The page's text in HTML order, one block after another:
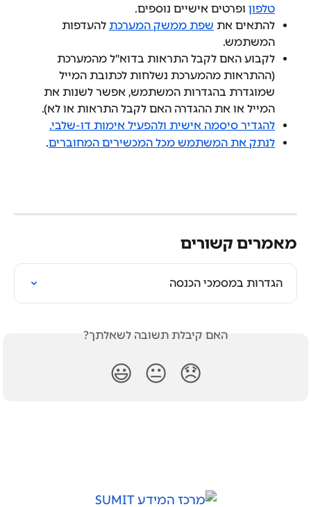
טלפון ופרטים אישיים נוספים.
להתאים את שפת ממשק המערכת להעדפות
המשתמש.
לקבוע האם לקבל התראות בדוא"ל מהמערכת
(ההתראות מהמערכת נשלחות לכתובת המייל
שמוגדרת בהגדרות המשתמש, אפשר לשנות את
המייל או את ההגדרה האם לקבל התראות או לא).
להגדיר סיסמה אישית ולהפעיל אימות דו-שלבי.
לנתק את המשתמש מכל המכשירים המחוברים.
מאמרים קשורים
הגדרות במסמכי הכנסה
האם קיבלת תשובה לשאלתך?
😞
😐
😃